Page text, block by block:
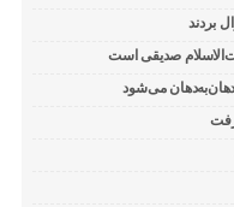
صدیقی است
می‌شود